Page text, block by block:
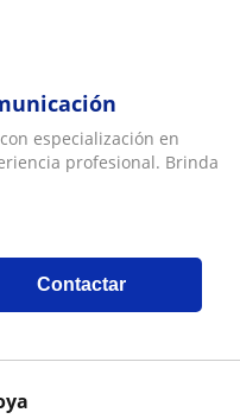
especialización en
profesional. Brinda
Contactar